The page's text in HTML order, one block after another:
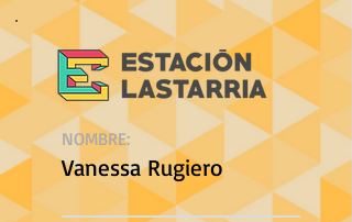
NOMBRE:
Vanessa Rugiero